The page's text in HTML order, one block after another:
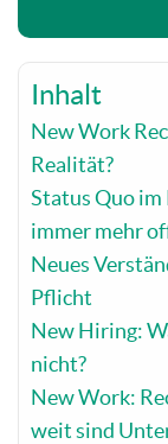
Inhalt
New Work
Realität?
Status Quo im
immer mehr
Neues
Pflicht
New Hiring:
nicht?
New Work:
weit sind